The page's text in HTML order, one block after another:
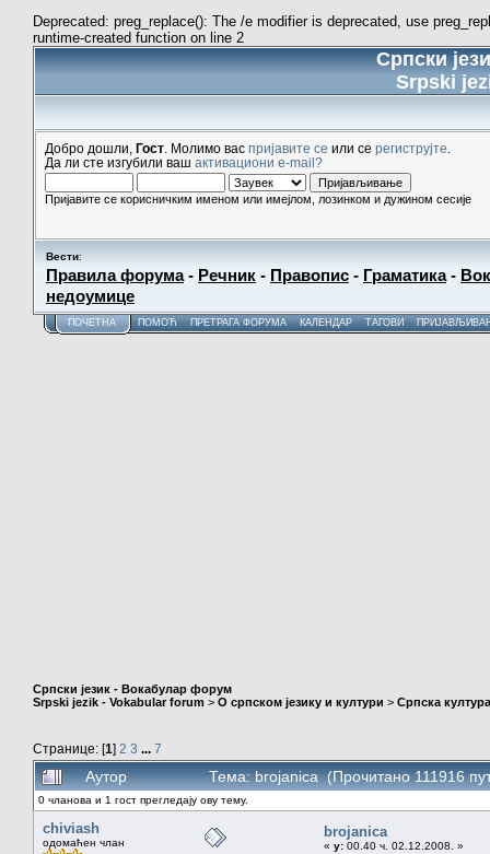
Deprecated: preg_replace(): The /e modifier is deprecated, use
runtime-created function on line 2
Српски
Srpski
Добро дошли, Гост . Молимо вас пријавите се или се региструјте
Да ли сте изгубили ваш активациони e-mail?
Пријавите се корисничким именом или имејлом, лозинком и дужином сесије
Вести:
Правила форума- Речник - Правопис - Граматика-
недоумице
ПОЧЕТНА ПОМОЋ ПРЕТРАГА ФОРУМА КАЛЕНДАР ТАГОВИ
Српски језик - Вокабулар форум
Srpski jezik - Vokabular forum > О српском језику и култури > Српска
Странице: [1] 2 3 ... 7
Аутор Тема: brojanica (Прочитано 111916
0 чланова и 1 гост прегледају ову тему.
chiviash
одомаћен члан
brojanica
« у: 00.40 ч. 02.12.2008. »